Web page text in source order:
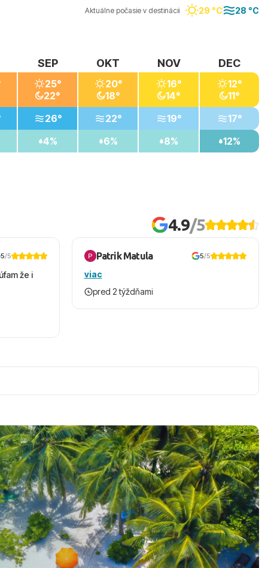
Aktuálne počasie v destinácii 29 °C 28 °C
SEP
25°
22°
26°
4%
OKT
20°
18°
22°
6%
NOV
16°
14°
19°
8%
DEC
12°
11°
17°
12%
4.9/5
5/5
že i
Patrik Matula 5/5
viac
pred 2 týždňami